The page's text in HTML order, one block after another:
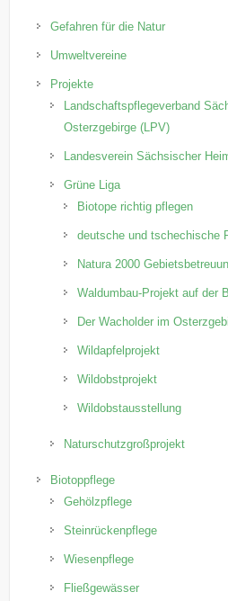
Gefahren für die Natur
Umweltvereine
Projekte
Landschaftspflegeverband
Osterzgebirge (LPV)
Landesverein Sächsischer
Grüne Liga
Biotope richtig pflegen
deutsche und tschechische
Natura 2000
Waldumbau-Projekt auf der
Der Wacholder im
Wildapfelprojekt
Wildobstprojekt
Wildobstausstellung
Naturschutzgroßprojekt
Biotoppflege
Gehölzpflege
Steinrückenpflege
Wiesenpflege
Fließgewässer